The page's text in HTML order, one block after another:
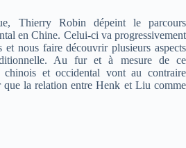
Thierry Robin dépeint le parcours
en Chine. Celui-ci va progressivement
nous faire découvrir plusieurs aspects
Au fur et à mesure de ce
chinois et occidental vont au contraire
que la relation entre Henk et Liu comme